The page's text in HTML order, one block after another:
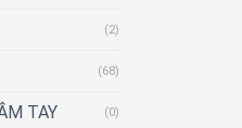
(2)
(68)
TAY (0)